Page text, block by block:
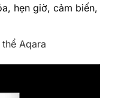
hẹn giờ, cảm biến,
Aqara‎